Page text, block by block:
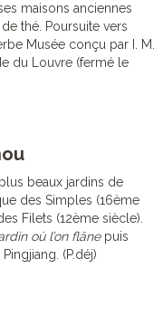
maisons anciennes
thé. Poursuite vers
Musée conçu par I. M.
du Louvre (fermé le
beaux jardins de
des Simples (16ème
Filets (12ème siècle).
où l’on flânepuis
(P.déj)